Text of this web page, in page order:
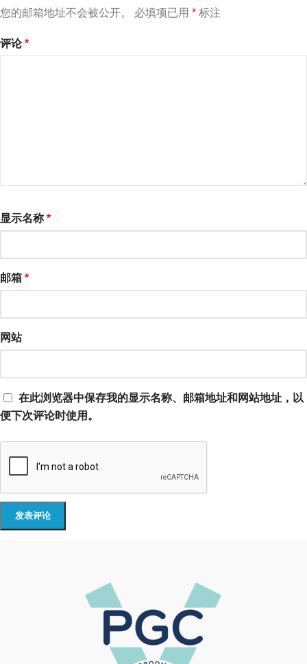
您的邮箱地址不会被公开。 必填项已用 * 标注
评论*
显示名称*
邮箱 *
网站
在此浏览器中保存我的显示名称、邮箱地址和网站地址，以
便下次评论时使用。